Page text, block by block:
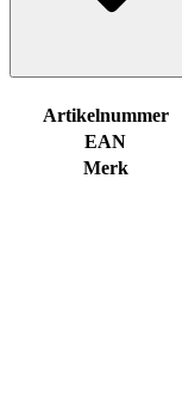
Artikelnummer
EAN
Merk